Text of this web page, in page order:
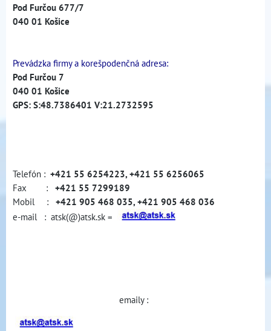
Pod Furčou 677/7
040 01 Košice
Prevádzka firmy a korešpodenčná adresa:
Pod Furčou 7
040 01 Košice
GPS: S:48.7386401 V:21.2732595
Telefón : +421 55 6254223, +421 55 6256065
Fax : +421 55 7299189
Mobil : +421 905 468 035, +421 905 468 036
e-mail : atsk(@)atsk.sk =
emaily :